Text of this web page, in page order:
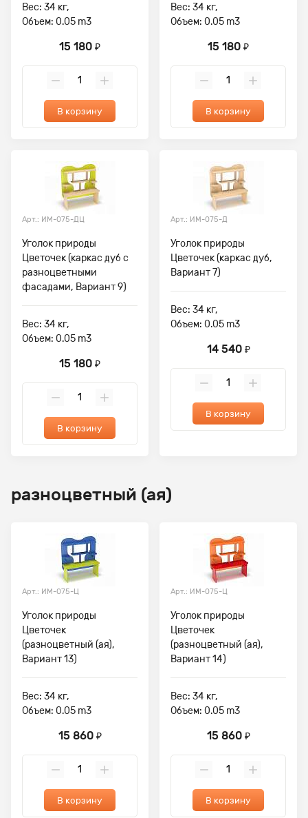
Вес: 34 кг,
Объем: 0.05 m3
15 180 ₽
В корзину
Вес: 34 кг,
Объем: 0.05 m3
15 180 ₽
В корзину
Арт.: ИМ-075-ДЦ
Уголок природы
Цветочек (каркас дуб с
разноцветными
фасадами, Вариант 9)
Вес: 34 кг,
Объем: 0.05 m3
15 180 ₽
В корзину
Арт.: ИМ-075-Д
Уголок природы
Цветочек (каркас дуб,
Вариант 7)
Вес: 34 кг,
Объем: 0.05 m3
14 540 ₽
В корзину
разноцветный (ая)
Арт.: ИМ-075-Ц
Уголок природы
Цветочек
(разноцветный (ая),
Вариант 13)
Вес: 34 кг,
Объем: 0.05 m3
15 860 ₽
В корзину
Арт.: ИМ-075-Ц
Уголок природы
Цветочек
(разноцветный (ая),
Вариант 14)
Вес: 34 кг,
Объем: 0.05 m3
15 860 ₽
В корзину